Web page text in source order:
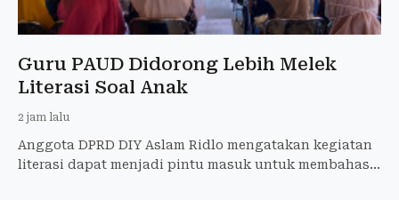
Guru PAUD Didorong Lebih Melek
Literasi Soal Anak
2 jam lalu
Anggota DPRD DIY Aslam Ridlo mengatakan kegiatan
literasi dapat menjadi pintu masuk untuk membahas